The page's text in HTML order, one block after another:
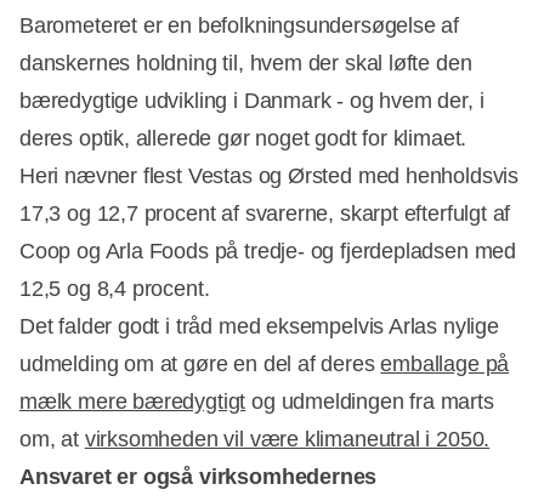
Barometeret er en befolkningsundersøgelse af
danskernes holdning til, hvem der skal løfte den
bæredygtige udvikling i Danmark - og hvem der, i
deres optik, allerede gør noget godt for klimaet.
Heri nævner flest Vestas og Ørsted med henholdsvis
17,3 og 12,7 procent af svarerne, skarpt efterfulgt af
Coop og Arla Foods på tredje- og fjerdepladsen med
12,5 og 8,4 procent.
Det falder godt i tråd med eksempelvis Arlas nylige
udmelding om at gøre en del af deresemballage på
mælk mere bæredygtigt og udmeldingen fra marts
om, at virksomheden vil være klimaneutral i 2050.
Ansvaret er også virksomhedernes